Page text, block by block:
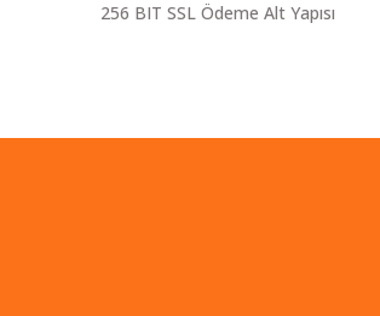
256 BIT SSL Ödeme Alt Yapısı